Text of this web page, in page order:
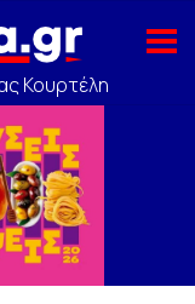
Κουρτέλη